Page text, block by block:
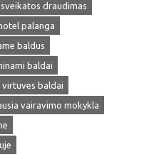
draudimas
palanga
baldus
baldai
virtuves baldai
vairavimo mokykla